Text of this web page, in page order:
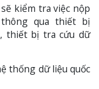
kiểm tra việc nộp
qua thiết bị
thiết bị tra cứu dữ
thống dữ liệu quốc